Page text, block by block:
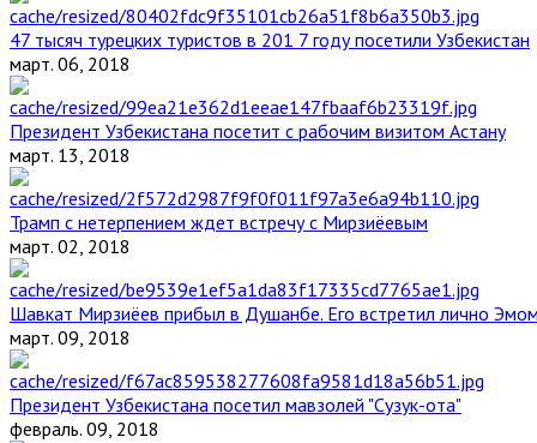
47 тысяч турецких туристов в 201 7 году посетили Узбекистан
март. 06, 2018
Президент Узбекистана посетит с рабочим визитом Астану
март. 13, 2018
Трамп с нетерпением ждет встречу с Мирзиёевым
март. 02, 2018
Шавкат Мирзиёев прибыл в Душанбе. Его встретил лично
март. 09, 2018
Президент Узбекистана посетил мавзолей "Сузук-ота"
февраль. 09, 2018